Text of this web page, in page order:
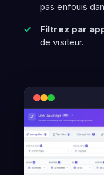
pas enfouis
Filtrez par
de visiteur.